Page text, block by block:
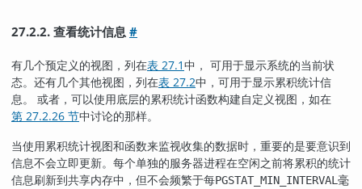
27.2.2. 查看统计信息#
有几个预定义的视图，列在表 27.1中， 可用于显示系统的当前状
态。还有几个其他视图，列在表 27.2中，可用于显示累积统计信
息。 或者，可以使用底层的累积统计函数构建自定义视图，如在
第 27.2.26 节中讨论的那样。
当使用累积统计视图和函数来监视收集的数据时，重要的是要意识到
信息不会立即更新。每个单独的服务器进程在空闲之前将累积的统计
信息刷新到共享内存中，但不会频繁于每PGSTAT_MIN_INTERVAL毫